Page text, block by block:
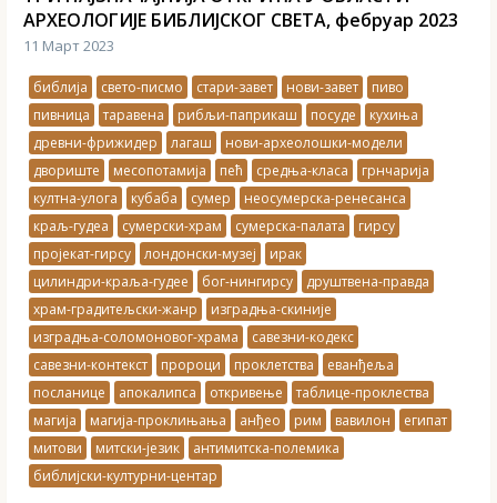
АРХЕОЛОГИЈЕ БИБЛИЈСКОГ СВЕТА, фебруар 2023
11 Март 2023
библија свето-писмо стари-завет нови-завет
пиво
пивница
таравена рибљи-паприкаш посуде
кухиња
древни-фрижидер
лагаш
нови-археолошки-модели
двориште
месопотамија пећ средња-класа
грнчарија
култна-улога
кубаба сумер
неосумерска-ренесанса
краљ-гудеа
сумерски-храм сумерска-палата
гирсу
пројекат-гирсу
лондонски-музеј
ирак
цилиндри-краља-гудее
бог-нингирсу
друштвена-правда
храм-градитељски-жанр
изградња-скиније
изградња-соломоновог-храма
савезни-кодекс
савезни-контекст
пророци проклетства
еванђеља
посланице
апокалипса откривење
таблице-проклества
магија
магија-проклињања анђео рим вавилон
египат
митови
митски-језик
антимитска-полемика
библијски-културни-центар